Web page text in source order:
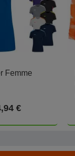
Femme
€